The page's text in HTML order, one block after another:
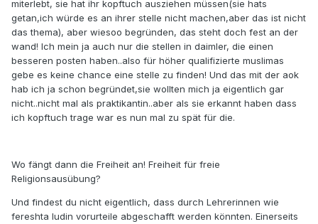
miterlebt, sie hat ihr kopftuch ausziehen müssen(sie hats
getan,ich würde es an ihrer stelle nicht machen,aber das ist nicht
das thema), aber wiesoo begründen, das steht doch fest an der
wand! Ich mein ja auch nur die stellen in daimler, die einen
besseren posten haben..also für höher qualifizierte muslimas
gebe es keine chance eine stelle zu finden! Und das mit der aok
hab ich ja schon begründet,sie wollten mich ja eigentlich gar
nicht..nicht mal als praktikantin..aber als sie erkannt haben dass
ich kopftuch trage war es nun mal zu spät für die.
Wo fängt dann die Freiheit an! Freiheit für freie
Religionsausübung?
Und findest du nicht eigentlich, dass durch Lehrerinnen wie
fereshta ludin vorurteile abgeschafft werden könnten. Einerseits